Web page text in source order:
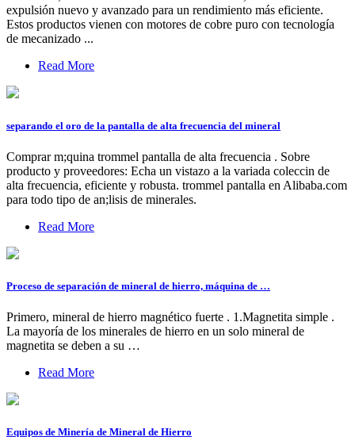
expulsión nuevo y avanzado para un rendimiento más eficiente.
Estos productos vienen con motores de cobre puro con tecnología
de mecanizado ...
Read More
separando el oro de la pantalla de alta frecuencia del mineral
Comprar m;quina trommel pantalla de alta frecuencia . Sobre
producto y proveedores: Echa un vistazo a la variada coleccin de
alta frecuencia, eficiente y robusta. trommel pantalla en Alibaba.com
para todo tipo de an;lisis de minerales.
Read More
Proceso de separación de mineral de hierro, máquina de …
Primero, mineral de hierro magnético fuerte . 1.Magnetita simple .
La mayoría de los minerales de hierro en un solo mineral de
magnetita se deben a su …
Read More
Equipos de Minería de Mineral de Hierro